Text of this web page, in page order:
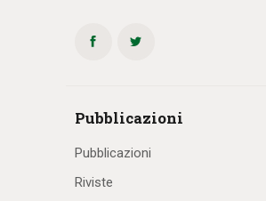
Pubblicazioni
Pubblicazioni
Riviste